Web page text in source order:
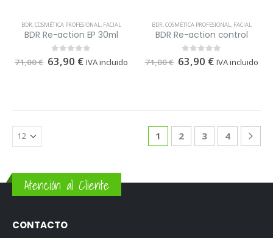
BDR,COSMÉTICA PROFESIONAL, FACIAL
BDR Re-action EP 30ml
0out of 5
71,00€ 63,90 € IVA incluido
BDR,COSMÉTICA PROFESIONAL, FACIAL
BDR Re-action control
0out of 5
71,00€ 63,90 € IVA incluido
1 2 3 4
Atención al Cliente
CONTACTO